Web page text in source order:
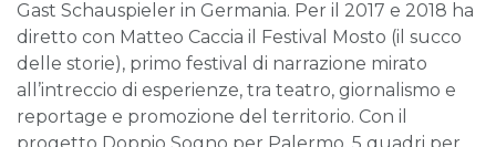
Gast Schauspieler in Germania. Per il 2017 e 2018 ha
diretto con Matteo Caccia il Festival Mosto (il succo
delle storie), primo festival di narrazione mirato
all’intreccio di esperienze, tra teatro, giornalismo e
reportage e promozione del territorio. Con il